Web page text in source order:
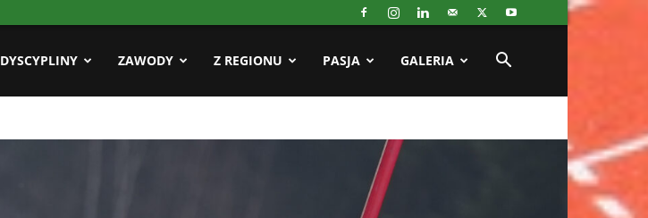
DYSCYPLINY ZAWODY Z REGIONU PASJA GALERIA